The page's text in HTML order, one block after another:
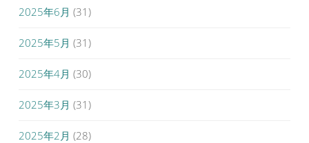
2025年6月 (31)
2025年5月 (31)
2025年4月 (30)
2025年3月 (31)
2025年2月 (28)